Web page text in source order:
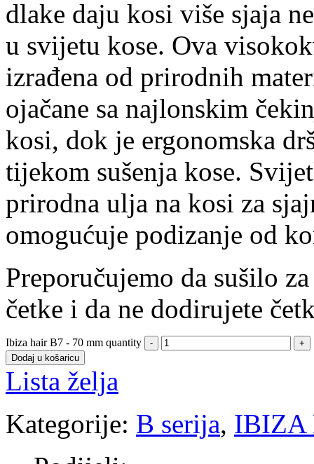
dlake daju kosi više sjaja
u svijetu kose. Ova
izrađena od prirodnih
ojačane sa najlonskim
kosi, dok je ergonomska
tijekom sušenja kose.
prirodna ulja na kosi za
omogućuje podizanje od
Preporučujemo da sušilo
četke i da ne dodirujete
Ibiza hair B7 - 70 mm quantity
Dodaj u košaricu
Lista želja
Kategorije: B serija, IBIZA